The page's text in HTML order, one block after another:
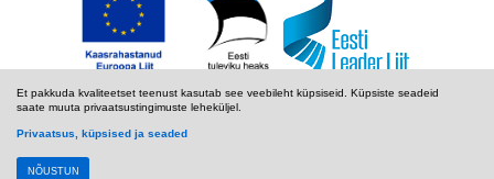
Et pakkuda kvaliteetset teenust kasutab see veebileht küpsiseid. Küpsiste seadeid
saate muuta privaatsustingimuste leheküljel.
Privaatsus, küpsised ja seaded
NÕUSTUN